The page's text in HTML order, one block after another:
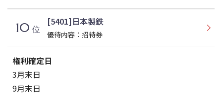
10 位
[5401]日本製鉄
優待内容：招待券
3月末日
9月末日